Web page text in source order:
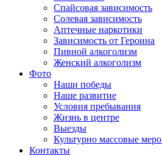
Спайсовая зависимость
Солевая зависимость
Аптечные наркотики
Зависимость от Героина
Пивной алкоголизм
Женский алкоголизм
Фото
Наши победы
Наше развитие
Условия пребывания
Жизнь в центре
Выезды
Культурно массовые
Контакты